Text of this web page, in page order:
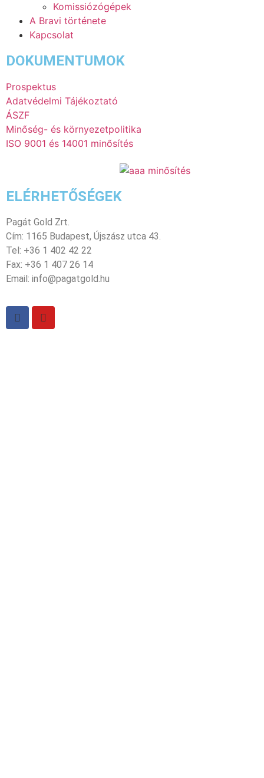
Komissiózógépek
A Bravi története
Kapcsolat
DOKUMENTUMOK
Prospektus
Adatvédelmi Tájékoztató
ÁSZF
Minőség- és környezetpolitika
ISO 9001 és 14001 minősítés
ELÉRHETŐSÉGEK
Pagát Gold Zrt.
Cím: 1165 Budapest, Újszász utca 43.
Tel: +36 1 402 42 22
Fax: +36 1 407 26 14
Email: info@pagatgold.hu